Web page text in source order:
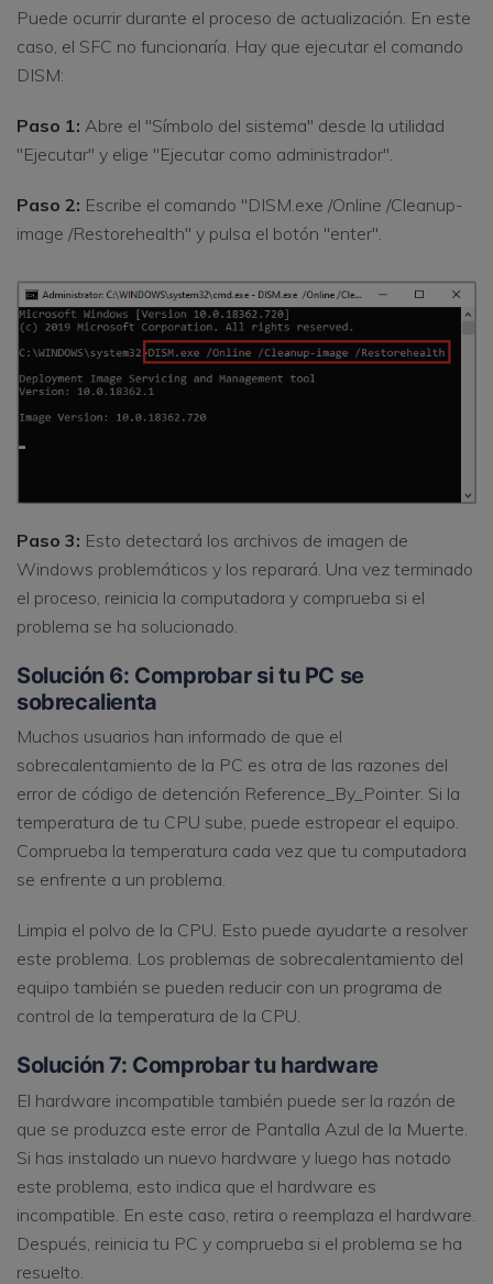
Puede ocurrir durante el proceso de actualización. En este
caso, el SFC no funcionaría. Hay que ejecutar el comando
DISM:
Paso 1: Abre el "Símbolo del sistema" desde la utilidad
"Ejecutar" y elige "Ejecutar como administrador".
Paso 2: Escribe el comando "DISM.exe /Online /Cleanup-
image /Restorehealth" y pulsa el botón "enter".
Paso 3: Esto detectará los archivos de imagen de
Windows problemáticos y los reparará. Una vez terminado
el proceso, reinicia la computadora y comprueba si el
problema se ha solucionado.
Solución 6: Comprobar si tu PC se
sobrecalienta
Muchos usuarios han informado de que el
sobrecalentamiento de la PC es otra de las razones del
error de código de detención Reference_By_Pointer. Si la
temperatura de tu CPU sube, puede estropear el equipo.
Comprueba la temperatura cada vez que tu computadora
se enfrente a un problema.
Limpia el polvo de la CPU. Esto puede ayudarte a resolver
este problema. Los problemas de sobrecalentamiento del
equipo también se pueden reducir con un programa de
control de la temperatura de la CPU.
Solución 7: Comprobar tu hardware
El hardware incompatible también puede ser la razón de
que se produzca este error de Pantalla Azul de la Muerte.
Si has instalado un nuevo hardware y luego has notado
este problema, esto indica que el hardware es
incompatible. En este caso, retira o reemplaza el hardware.
Después, reinicia tu PC y comprueba si el problema se ha
resuelto.